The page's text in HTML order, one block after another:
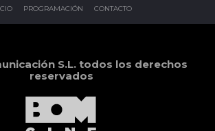
PROGRAMACIÓN CONTACTO
S.L. todos los derechos
reservados